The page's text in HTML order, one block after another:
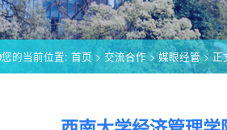
您的当前位置: 首页>交流合作>媒眼经管> 正